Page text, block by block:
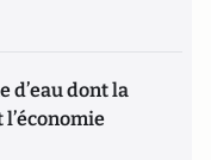
d’eau dont la